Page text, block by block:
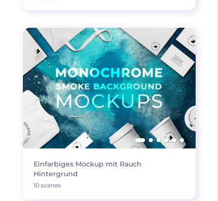
Einfarbiges Mockup mit Rauch
Hintergrund
10 scenes